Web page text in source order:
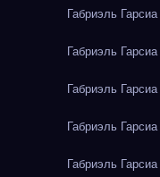
Габриэль
Габриэль
Габриэль
Габриэль
Габриэль